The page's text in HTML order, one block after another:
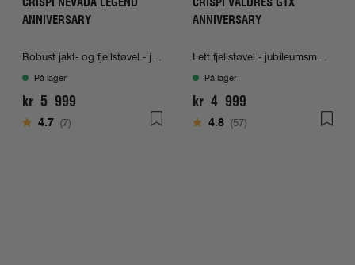
ANNIVERSARY
Robust jakt- og fjellstøvel - jubileumsmodell!
På lager
kr 5 999
Karakter:
4.7(7)
ANNIVERSARY
Lett fjellstøvel - jubileumsmodell!
På lager
kr 4 999
Karakter:
4.8(57)